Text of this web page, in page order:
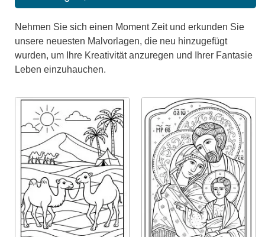
Nehmen Sie sich einen Moment Zeit und erkunden Sie
unsere neuesten Malvorlagen, die neu hinzugefügt
wurden, um Ihre Kreativität anzuregen und Ihrer Fantasie
Leben einzuhauchen.